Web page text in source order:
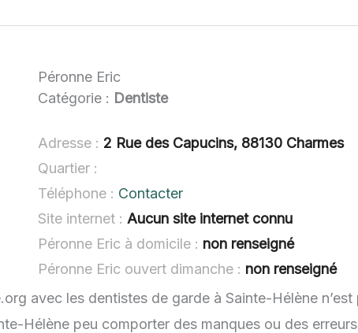
Péronne Eric
Catégorie : Dentiste
Adresse : 2 Rue des Capucins, 88130 Charmes
Quartier :
Téléphone : Contacter
Site internet : Aucun site internet connu
Péronne Eric à domicile : non renseigné
Péronne Eric ouvert dimanche : non renseigné
avec les dentistes de garde à Sainte-Hélène
Hélène peu comporter des manques ou des